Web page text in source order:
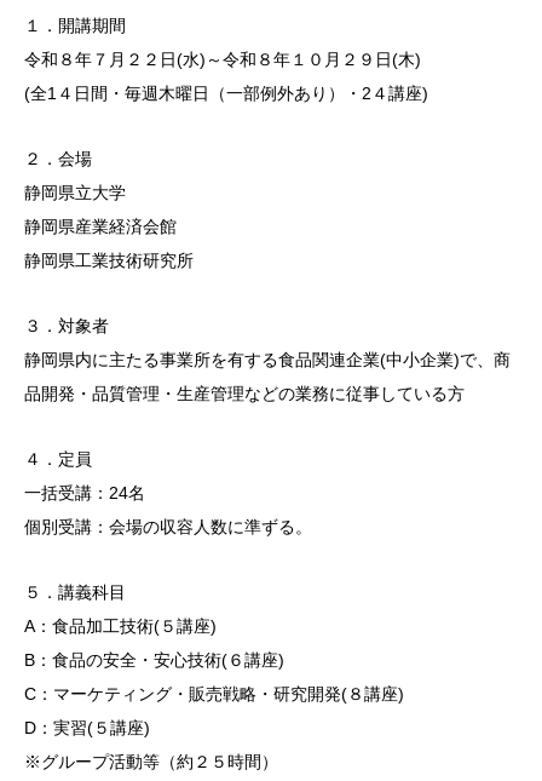
１．開講期間
令和８年７月２２日(水)～令和８年１０月２９日(木)
(全1４日間・毎週木曜日（一部例外あり）・2４講座)
２．会場
静岡県立大学
静岡県産業経済会館
静岡県工業技術研究所
３．対象者
静岡県内に主たる事業所を有する食品関連企業(中小企業)で、商
品開発・品質管理・生産管理などの業務に従事している方
４．定員
一括受講：24名
個別受講：会場の収容人数に準ずる。
５．講義科目
A：食品加工技術(５講座)
B：食品の安全・安心技術(６講座)
C：マーケティング・販売戦略・研究開発(８講座)
D：実習(５講座)
※グループ活動等（約２５時間）